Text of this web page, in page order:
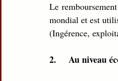
Le
mondial et est
(Ingérence,
2.     Au niveau